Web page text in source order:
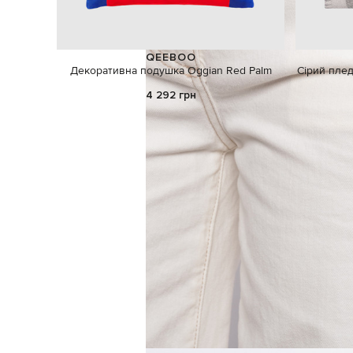
QEEBOO
Декоративна подушка Oggian Red Palm
4 292 грн
Сірий